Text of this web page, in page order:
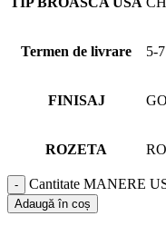
Termen de livrare 5-
FINISAJ
ROZETA
Cantitate MANERE
Adaugă în coș